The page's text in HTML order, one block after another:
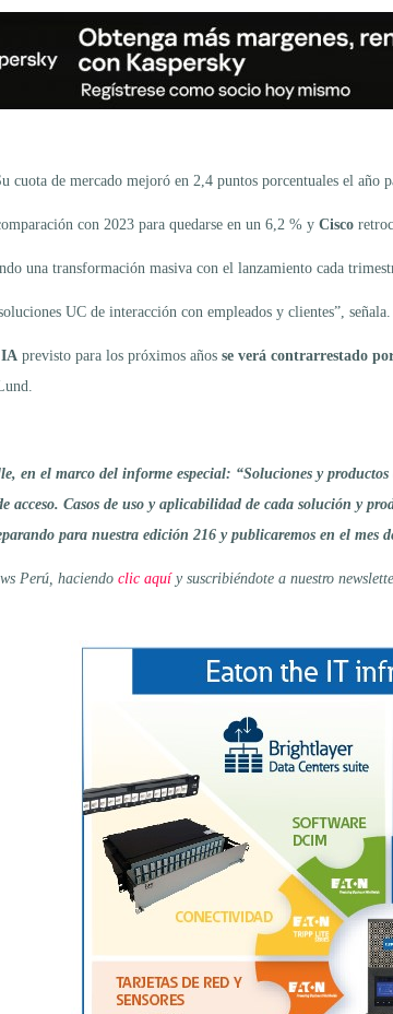
cuota de mercado mejoró en 2,4 puntos porcentuales el año
con 2023 para quedarse en un 6,2 % y Cisco
una transformación masiva con el lanzamiento cada
UC de interacción con empleados y clientes”, señala.
previsto para los próximos años se verá contrarrestado
en el marco del informe especial: “Soluciones y
acceso. Casos de uso y aplicabilidad de cada solución y
para nuestra edición 216 y publicaremos en el mes
Perú, haciendo clic aquíy suscribiéndote a nuestro